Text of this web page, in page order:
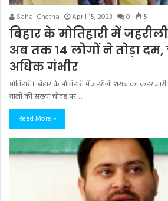
Sahaj Chetna April 15, 2023 0 5
बिहार के मोतिहारी में
अब तक 14 लोगों ने तोड़ा दम,
अधिक गंभीर
मोतिहारी। बिहार के मोतिहारी में जहरीली शराब का कहर
वालों की संख्या चौदह पर…
Read More »